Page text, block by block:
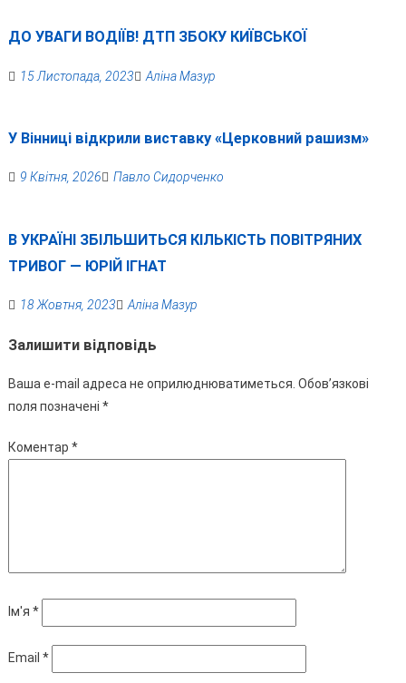
ДО УВАГИ ВОДІЇВ! ДТП ЗБОКУ КИЇВСЬКОЇ
15 Листопада, 2023 Аліна Мазур
У Вінниці відкрили виставку «Церковний рашизм»
9 Квітня, 2026 Павло Сидорченко
В УКРАЇНІ ЗБІЛЬШИТЬСЯ КІЛЬКІСТЬ ПОВІТРЯНИХ
ТРИВОГ — ЮРІЙ ІГНАТ
18 Жовтня, 2023 Аліна Мазур
Залишити відповідь
Ваша e-mail адреса не оприлюднюватиметься. Обов’язкові
поля позначені *
Коментар *
Ім'я *
Email *